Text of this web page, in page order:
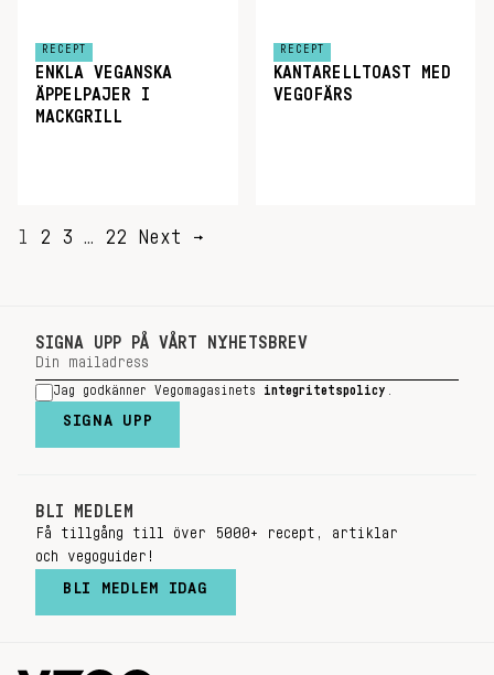
RECEPT
ENKLA VEGANSKA
ÄPPELPAJER I
MACKGRILL
RECEPT
KANTARELLTOAST MED
VEGOFÄRS
SIDNUMRERING
1 2 3 … 22 Next →
SIGNA UPP PÅ VÅRT NYHETSBREV
Jag godkänner Vegomagasinets integritetspolicy
SIGNA UPP
BLI MEDLEM
Få tillgång till över 5000+ recept, artiklar
och vegoguider!
BLI MEDLEM IDAG